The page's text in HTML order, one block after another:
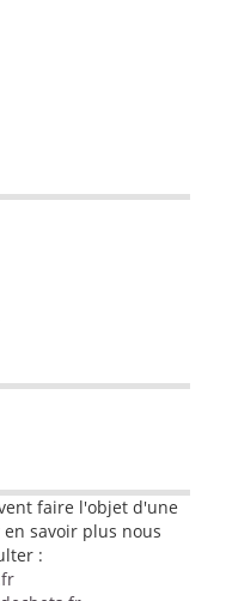
faire l'objet d'une
savoir plus nous
: